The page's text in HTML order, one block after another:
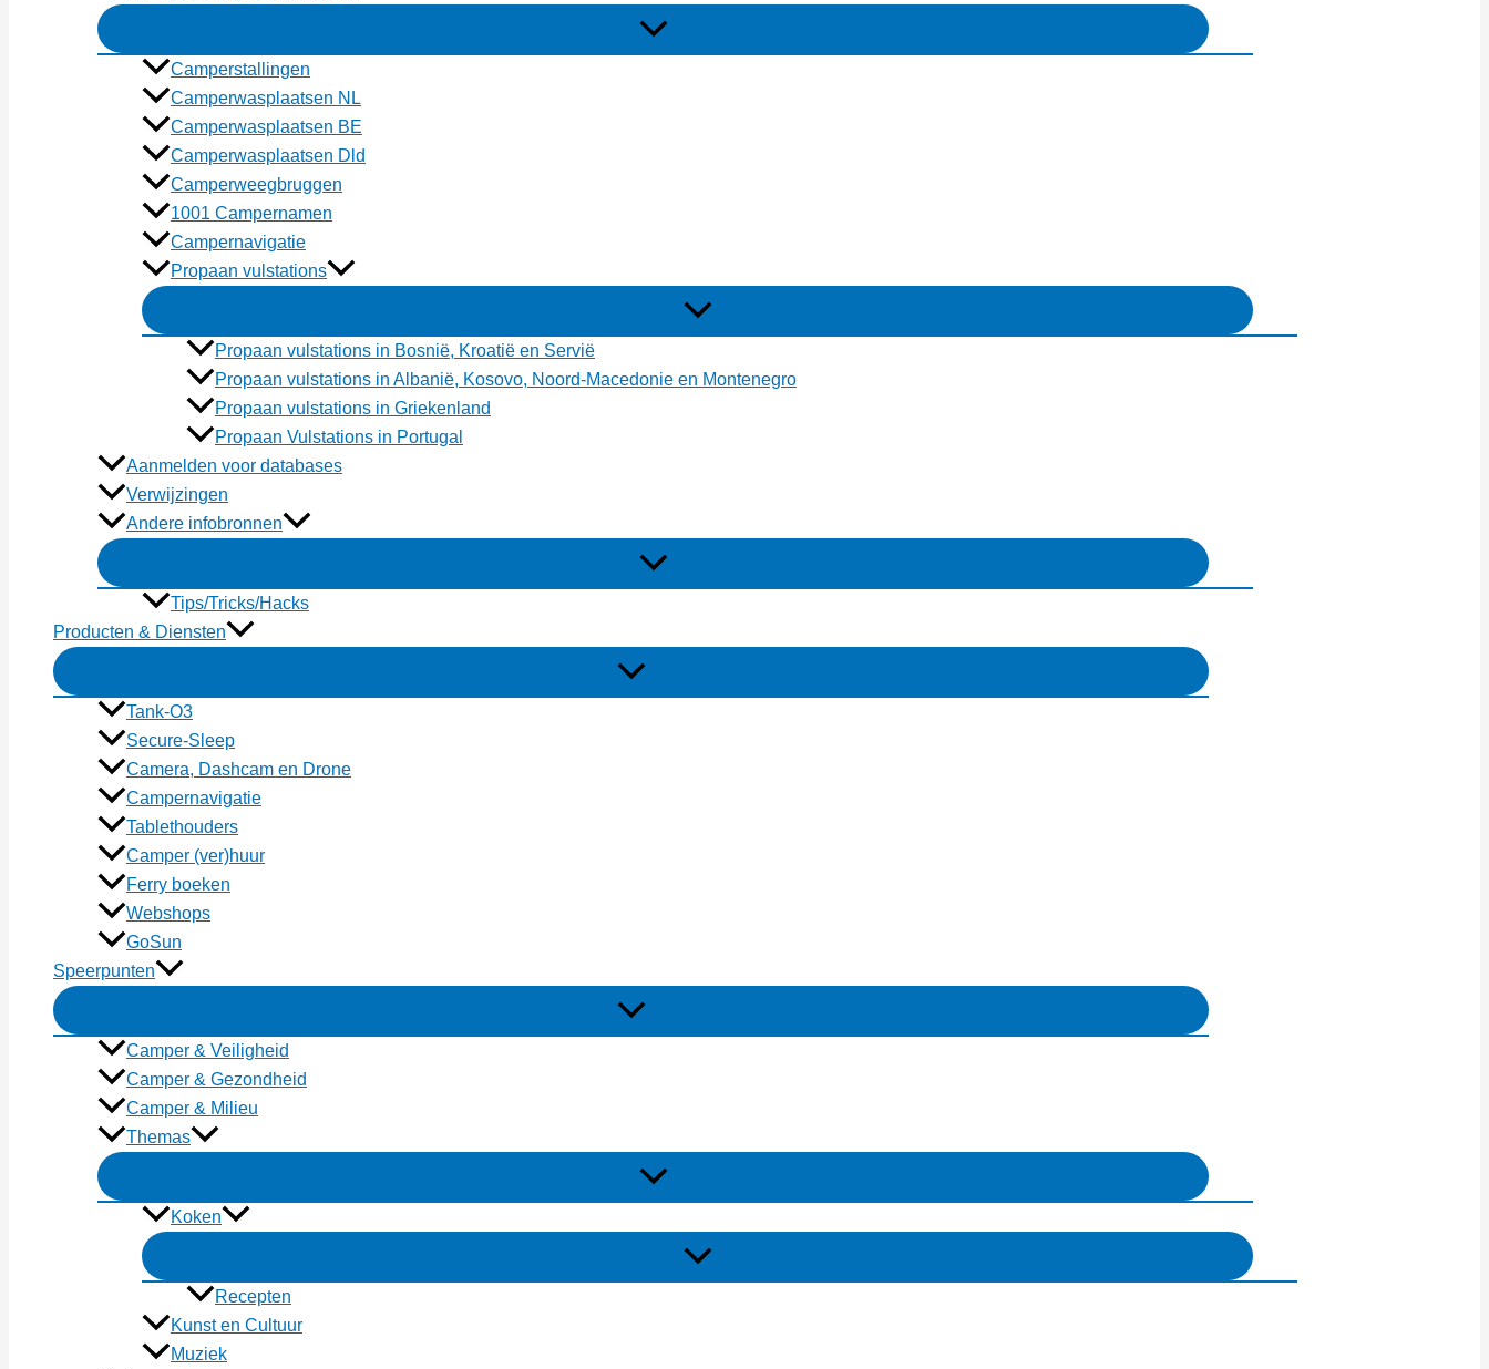
Camperstallingen
Camperwasplaatsen NL
Camperwasplaatsen BE
Camperwasplaatsen Dld
Camperweegbruggen
1001 Campernamen
Campernavigatie
Propaan vulstations
Propaan vulstations in Bosnië, Kroatië en Servië
Propaan vulstations in Albanië, Kosovo, Noord-Macedonie en Montenegro
Propaan vulstations in Griekenland
Propaan Vulstations in Portugal
Aanmelden voor databases
Verwijzingen
Andere infobronnen
Tips/Tricks/Hacks
Producten & Diensten
Tank-O3
Secure-Sleep
Camera, Dashcam en Drone
Campernavigatie
Tablethouders
Camper (ver)huur
Ferry boeken
Webshops
GoSun
Speerpunten
Camper & Veiligheid
Camper & Gezondheid
Camper & Milieu
Themas
Koken
Recepten
Kunst en Cultuur
Muziek